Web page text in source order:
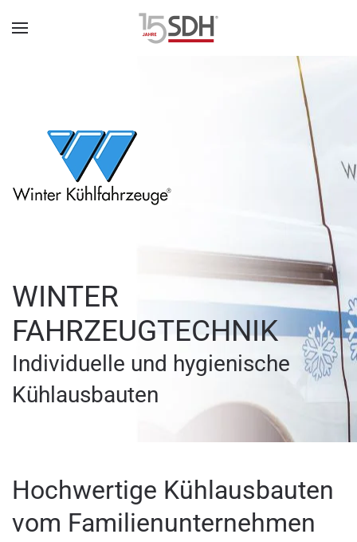
WINTER
FAHRZEUGTECHNIK
Individuelle und hygienische
Kühlausbauten
Hochwertige Kühlausbauten
vom Familienunternehmen